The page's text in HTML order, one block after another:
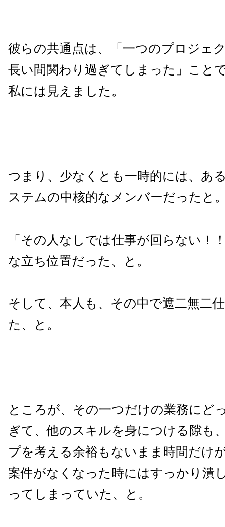
彼らの共通点は、「一つのプロジェ
長い間関わり過ぎてしまった」こと
私には見えました。
つまり、少なくとも一時的には、あ
ステムの中核的なメンバーだったと
「その人なしでは仕事が回らない！
な立ち位置だった、と。
そして、本人も、その中で遮二無二
た、と。
ところが、その一つだけの業務にど
ぎて、他のスキルを身につける隙も
プを考える余裕もないまま時間だけ
案件がなくなった時にはすっかり潰
ってしまっていた、と。